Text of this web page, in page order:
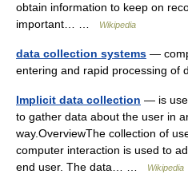
obtain information to keep on
important… …
Wikipedia
data collection systems —
entering and rapid processing
Implicit data collection — is
to gather data about the user in
way.OverviewThe collection of
computer interaction is used to
end user. The data… …
Wikipedia